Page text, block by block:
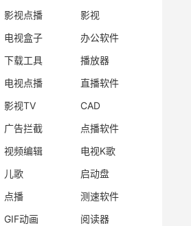
影视点播
影视
电视盒子
办公软件
下载工具
播放器
电视点播
直播软件
影视TV
CAD
广告拦截
点播软件
视频编辑
电视K歌
儿歌
启动盘
点播
测速软件
GIF动画 阅读器